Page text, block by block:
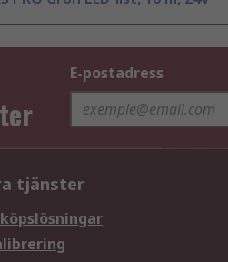
E-postadress
tjänster